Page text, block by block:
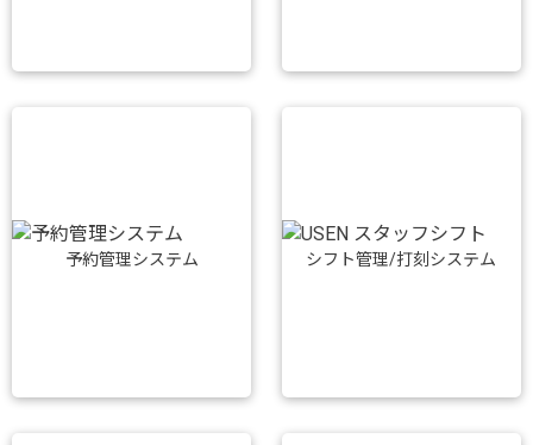
予約管理システム シフト管理/打刻システム